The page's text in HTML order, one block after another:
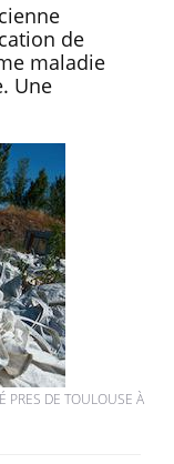
de
maladie
Une
PRES DE TOULOUSE À